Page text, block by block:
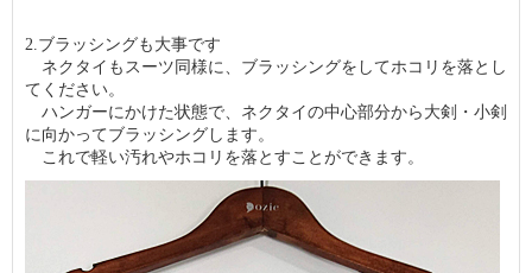
2.ブラッシングも大事です
ネクタイもスーツ同様に、ブラッシングをしてホコリを落とし
てください。
ハンガーにかけた状態で、ネクタイの中心部分から大剣・小剣
に向かってブラッシングします。
これで軽い汚れやホコリを落とすことができます。